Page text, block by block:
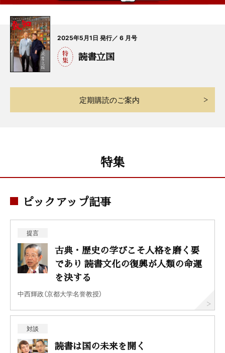
2025年5月1日 発行／ 6 月号
読書立国
定期購読のご案内
特集
ピックアップ記事
提言
古典・歴史の学びこそ人格を磨く要
であり 読書文化の復興が人類の命運
を決する
中西輝政（京都大学名誉教授）
対談
読書は国の未来を開く